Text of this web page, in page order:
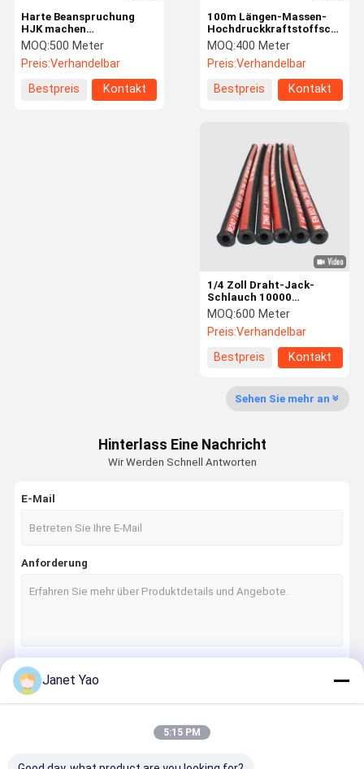
Fabrik-
Ausflug
Qualitätskon
Trolle
Treten Sie
Nachrichten
Brennstoff-zugeführter Schlauch
hydraulischer Hochdruckschlauch
Thermoplastischer hydraulischer Schlauch
Klimaanlagen-Schlauch
Abkühlender Aufladungsschlauch
Hydraulische Schlauch-Installation
100m Längen-Massen-
mit CER und MSHA-
Zertifikat
MOQ:400 Meter
Preis:Verhandelbar
Bestpreis
Kontakt
Harte Beanspruchung
HJK machen
hydraulischen
Hochdruckschlauch für
stabile anhebende
Anwendungen glatt
MOQ:500 Meter
Preis:Verhandelbar
Bestpreis
Kontakt
1/4 Zoll Draht-Jack-
Schlauch 10000
P-/inlegierten stahls für
Hydraulik-Wagenheber
MOQ:600 Meter
Preis:Verhandelbar
Bestpreis
Kontakt
Sehen Sie mehr an
Hinterlass Eine Nachricht
Wir Werden Schnell Antworten
E-Mail
Anforderung
Janet Yao
5:15 PM